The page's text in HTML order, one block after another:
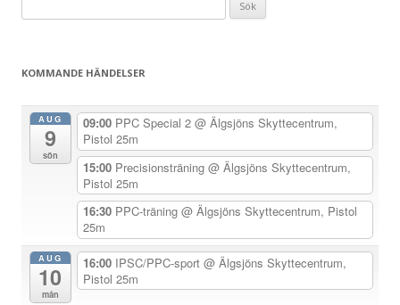
v
g
efter:
KOMMANDE HÄNDELSER
AUG
9
sön
09:00 PPC Special 2 @ Älgsjöns Skyttecentrum,
Pistol 25m
15:00 Precisionsträning @ Älgsjöns Skyttecentrum,
Pistol 25m
16:30 PPC-träning @ Älgsjöns Skyttecentrum, Pistol
25m
AUG
10
mån
16:00 IPSC/PPC-sport @ Älgsjöns Skyttecentrum,
Pistol 25m